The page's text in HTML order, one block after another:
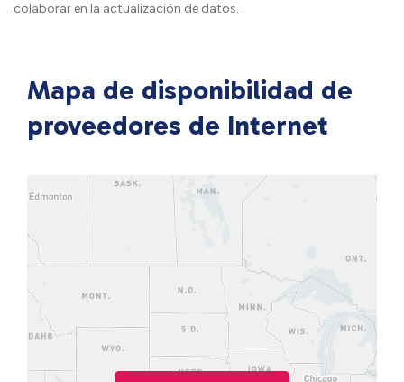
colaborar en la actualización de datos.
Mapa de disponibilidad de
proveedores de Internet